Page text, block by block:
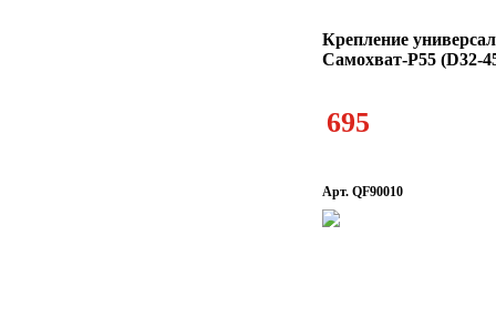
Крепление
Самохват-Р55 (D32-
695
Арт. QF90010